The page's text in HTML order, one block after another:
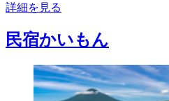
詳細を見る
民宿かいもん